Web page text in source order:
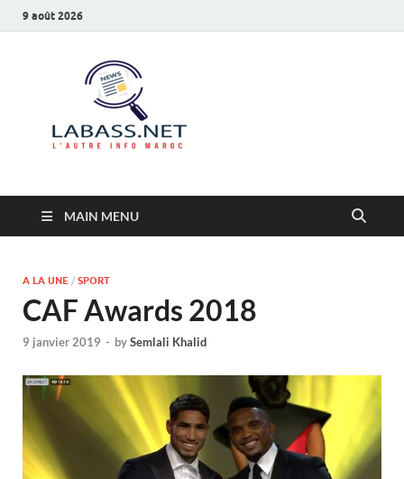
9 août 2026
MAIN MENU
A LA UNE / SPORT
CAF Awards 2018
9 janvier 2019 - bySemlali Khalid